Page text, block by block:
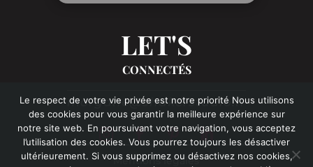
LET'S
CONNECTÉS
morgane@shakerstudio.fr
Mentions légales
Le respect de votre vie privée est notre priorité Nous utilisons
des cookies pour vous garantir la meilleure expérience sur
notre site web. En poursuivant votre navigation, vous acceptez
l’utilisation des cookies. Vous pourrez toujours les désactiver
ultérieurement. Si vous supprimez ou désactivez nos cookies,